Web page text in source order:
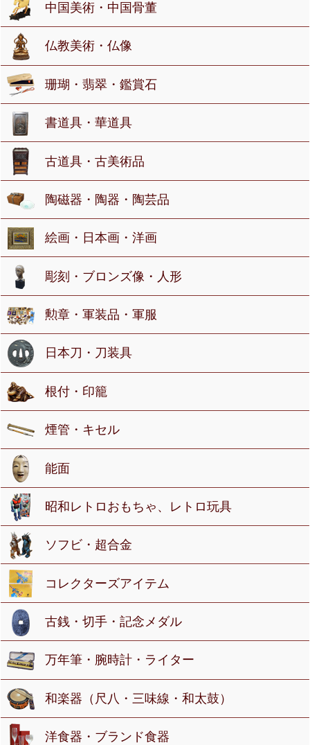
中国美術・中国骨董
仏教美術・仏像
珊瑚・翡翠・鑑賞石
書道具・華道具
古道具・古美術品
陶磁器・陶器・陶芸品
絵画・日本画・洋画
彫刻・ブロンズ像・人形
勲章・軍装品・軍服
日本刀・刀装具
根付・印籠
煙管・キセル
能面
昭和レトロおもちゃ、レトロ玩具
ソフビ・超合金
コレクターズアイテム
古銭・切手・記念メダル
万年筆・腕時計・ライター
和楽器（尺八・三味線・和太鼓）
洋食器・ブランド食器